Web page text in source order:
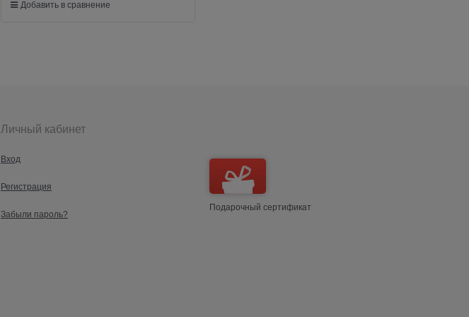
Добавить в сравнение
Личный кабинет
Вход
Регистрация
Забыли пароль?
Подарочный сертификат